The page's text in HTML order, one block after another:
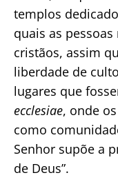
templos
quais as
cristãos, assim
liberdade de
lugares que
ecclesiae, onde
como
Senhor supõe a
de Deus”.